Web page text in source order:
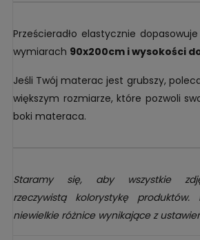
Prześcieradło elastycznie
wymiarach 90x200cm i wysokości
Jeśli Twój materac jest grubszy,
większym rozmiarze, które pozwoli
boki materaca.
Staramy się, aby wszystkie
rzeczywistą kolorystykę
niewielkie różnice wynikające z